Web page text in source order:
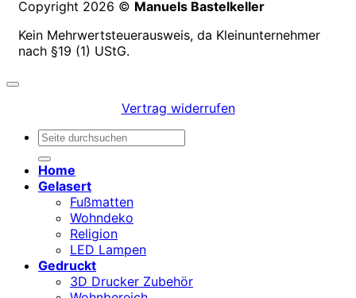
Copyright 2026 © Manuels Bastelkeller
Kein Mehrwertsteuerausweis, da Kleinunternehmer
nach §19 (1) UStG.
Vertrag widerrufen
Suchen
Home
Gelasert
Fußmatten
Wohndeko
Religion
LED Lampen
Gedruckt
3D Drucker Zubehör